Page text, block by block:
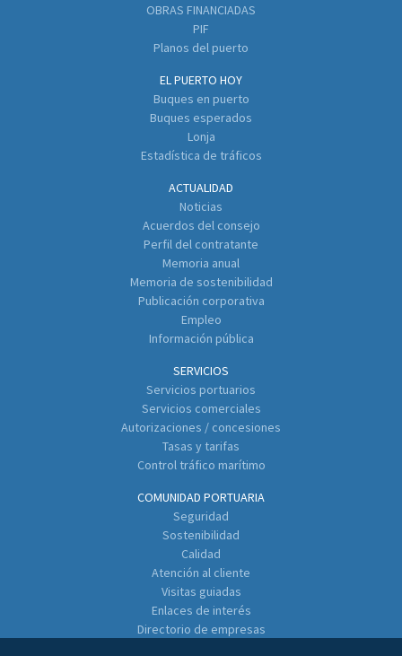
OBRAS FINANCIADAS
PIF
Planos del puerto
EL PUERTO HOY
Buques en puerto
Buques esperados
Lonja
Estadística de tráficos
ACTUALIDAD
Noticias
Acuerdos del consejo
Perfil del contratante
Memoria anual
Memoria de sostenibilidad
Publicación corporativa
Empleo
Información pública
SERVICIOS
Servicios portuarios
Servicios comerciales
Autorizaciones / concesiones
Tasas y tarifas
Control tráfico marítimo
COMUNIDAD PORTUARIA
Seguridad
Sostenibilidad
Calidad
Atención al cliente
Visitas guiadas
Enlaces de interés
Directorio de empresas